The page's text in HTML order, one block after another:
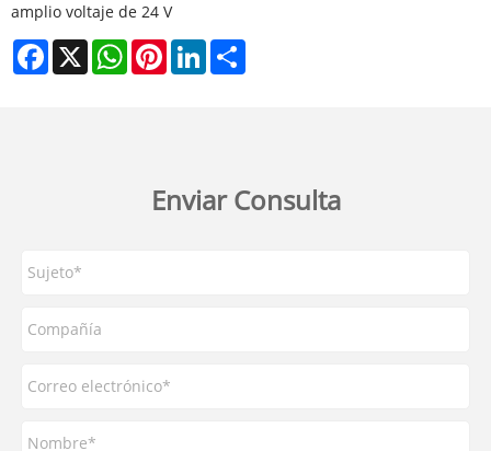
amplio voltaje de 24 V
Facebook
X WhatsAppPinterestLinkedIn
Enviar Consulta